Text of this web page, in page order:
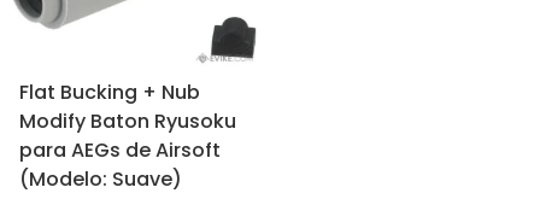
Flat Bucking + Nub
Modify Baton Ryusoku
para AEGs de Airsoft
(Modelo: Suave)